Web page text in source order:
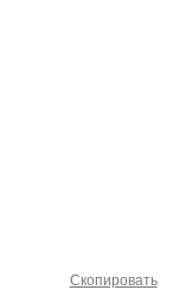
Скопировать